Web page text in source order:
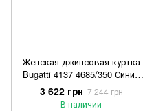
Женская джинсовая куртка
Bugatti 4137 4685/350 Синий
36
3 622 грн 7 244 грн
В наличии